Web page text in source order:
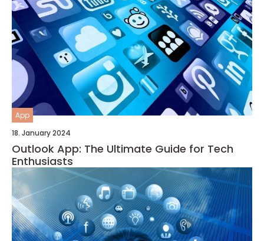
App
18. January 2024
Outlook App: The Ultimate Guide for Tech
Enthusiasts